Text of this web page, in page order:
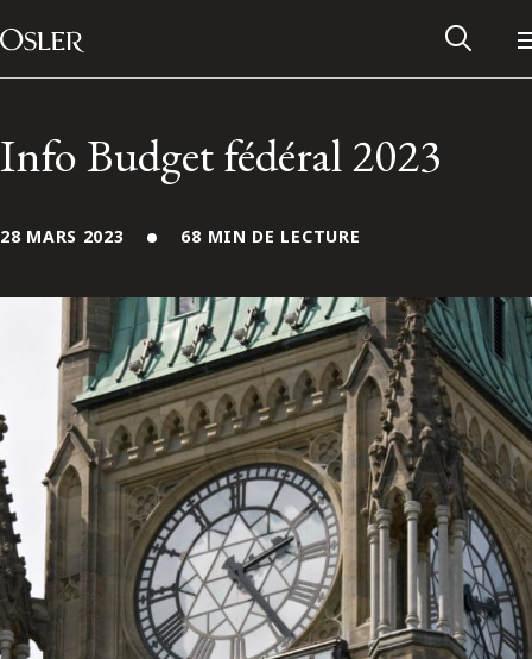
Passer au contenu
Main Navigation
Réseau des anciens d’Osler
Contactez-nous
ENGLISH
S’abonner aux articles Osler
Info Budget fédéral 2023
28 MARS 2023 68 MIN DE LECTURE